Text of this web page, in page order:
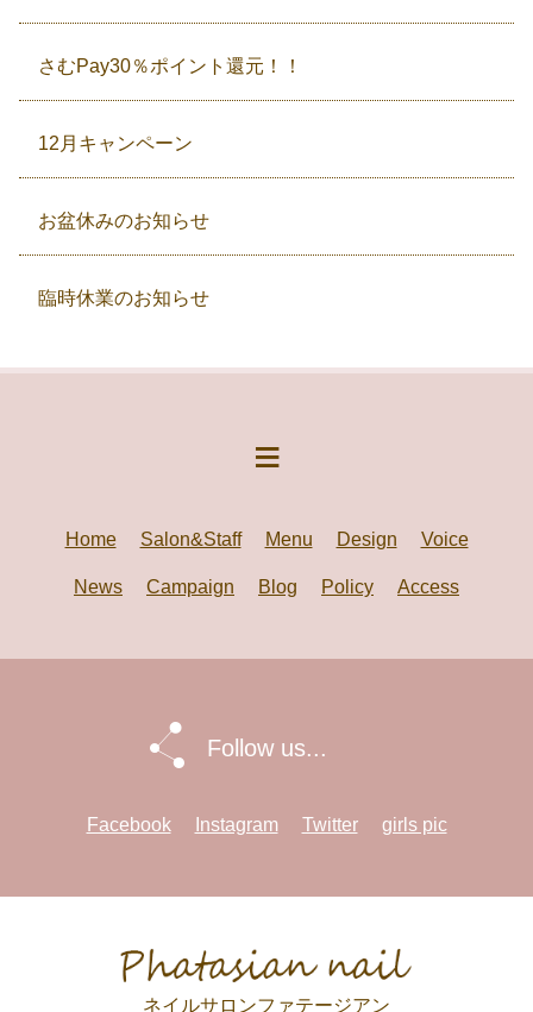
さむPay30％ポイント還元！！
12月キャンペーン
お盆休みのお知らせ
臨時休業のお知らせ
Home Salon&Staff Menu Design Voice
News Campaign Blog Policy Access
Follow us...
Facebook Instagram Twitter girls pic
ネイルサロンファテージアン